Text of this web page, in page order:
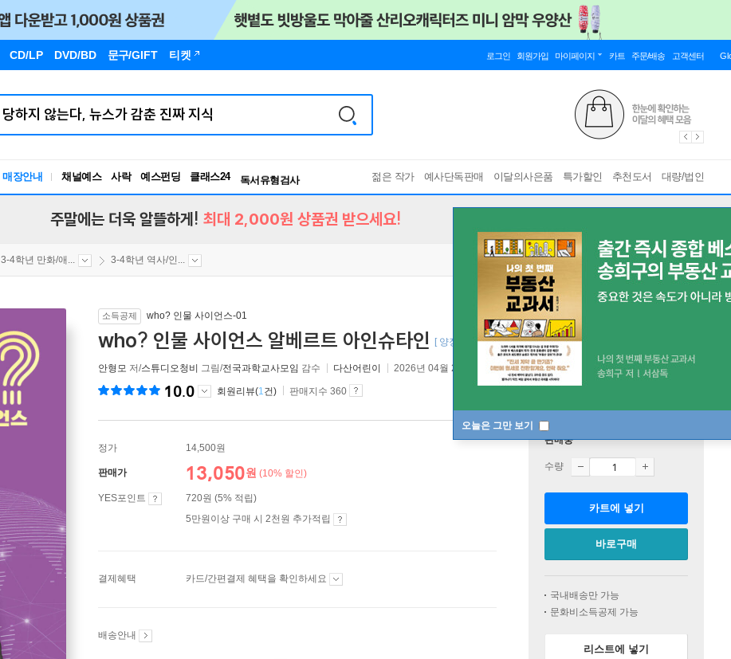
CD/LP DVD/BD 문구/GIFT 티켓 로그인 회원가입 마이페이지 카트 주문/배송 고객센터
매장안내 채널예스 사락 예스펀딩 클래스24
독서유형검사
RBTI Lab
젊은 작가 예사단독판매 이달의사은품 특가할인 추천도서 대량/법인
오늘은 그만 보기
주말에는 더욱 알뜰하게! 최대 2,000원 상품권 받으세요!
3-4학년 만화/애... 3-4학년 역사/인...
소득공제 who? 인물 사이언스-01
who? 인물 사이언스 알베르트 아인슈타인 [ 양장, 개정판 ]
안형모 저/스튜디오청비 그림/전국과학교사모임 감수 다산어린이 2026년 04월 23일
10.0 회원리뷰(1건) 판매지수 360
정가 14,500원
판매가 13,050원 (10% 할인)
YES포인트
720원 (5% 적립)
5만원이상 구매 시 2천원 추가적립
결제혜택 카드/간편결제 혜택을 확인하세요
배송안내
판매중
수량
카트에 넣기
바로구매
국내배송만 가능
문화비소득공제 가능
리스트에 넣기